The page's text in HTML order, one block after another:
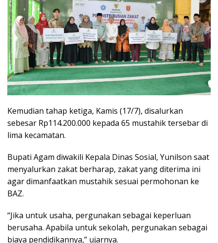
Kemudian tahap ketiga, Kamis (17/7), disalurkan
sebesar Rp114.200.000 kepada 65 mustahik tersebar di
lima kecamatan.
Bupati Agam diwakili Kepala Dinas Sosial, Yunilson saat
menyalurkan zakat berharap, zakat yang diterima ini
agar dimanfaatkan mustahik sesuai permohonan ke
BAZ.
“Jika untuk usaha, pergunakan sebagai keperluan
berusaha. Apabila untuk sekolah, pergunakan sebagai
biaya pendidikannya,” ujarnya.